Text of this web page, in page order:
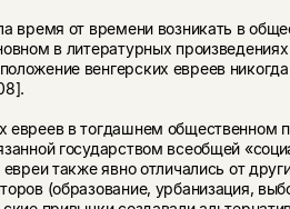
время от времени возникать в
в литературных
вен­герских евреев
евреев в тогдашнем общественном
государством всеобщей
также явно отличались от
(образование, урбанизация,